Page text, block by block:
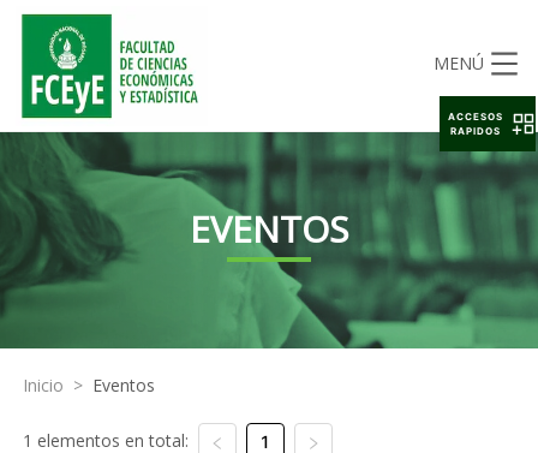
MENÚ
EVENTOS
Inicio > Eventos
1 elementos en total: 1
ACCESOS
RAPIDOS